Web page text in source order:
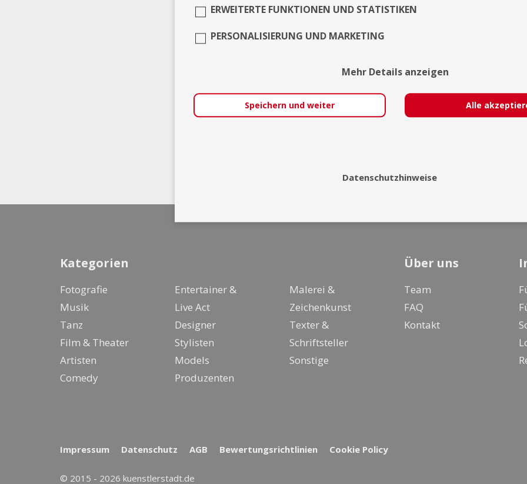
Kategorien
Fotografie
Musik
Tanz
Film & Theater
Artisten
Comedy
Entertainer &
Live Act
Designer
Stylisten
Models
Produzenten
Malerei &
Zeichenkunst
Texter &
Schriftsteller
Sonstige
Über uns
Team
FAQ
Kontakt
Impressum Datenschutz AGB Bewertungsrichtlinien Cookie Policy
ERWEITERTE FUNKTIONEN UND STATISTIKEN
PERSONALISIERUNG UND MARKETING
Mehr Details anzeigen
Speichern und weiter Alle
Datenschutzhinweise
© 2015 - 2026 kuenstlerstadt.de